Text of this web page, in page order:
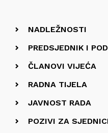
NADLEŽNOSTI
PREDSJEDNIK I
ČLANOVI VIJEĆA
RADNA TIJELA
JAVNOST RADA
POZIVI ZA